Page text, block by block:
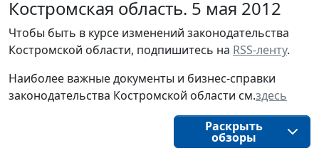
Костромская область. 5 мая 2012
Чтобы быть в курсе изменений законодательства
Костромской области, подпишитесь на RSS-ленту.
Наиболее важные документы и бизнес-справки
законодательства Костромской области см.здесь
Раскрыть
обзоры